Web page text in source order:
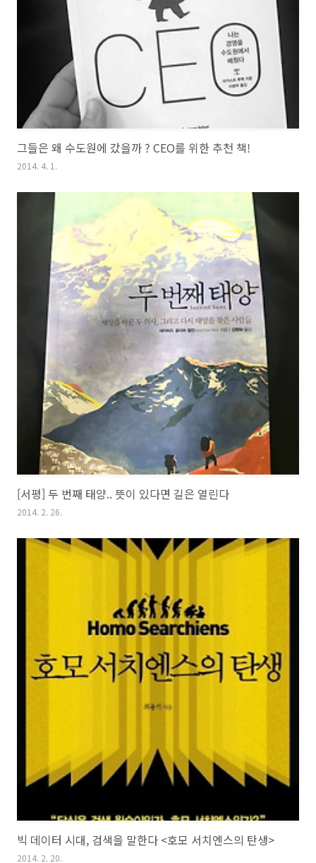
그들은 왜 수도원에 갔을까 ? CEO를 위한 추천 책!
2014. 4. 1.
[서평] 두 번째 태양.. 뜻이 있다면 길은 열린다
2014. 2. 26.
빅 데이터 시대, 검색을 말한다 <호모 서치엔스의 탄생>
2014. 2. 20.